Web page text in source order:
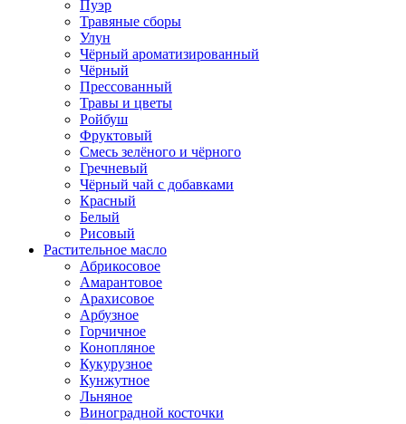
Пуэр
Травяные сборы
Улун
Чёрный ароматизированный
Чёрный
Прессованный
Травы и цветы
Ройбуш
Фруктовый
Смесь зелёного и чёрного
Гречневый
Чёрный чай с добавками
Красный
Белый
Рисовый
Растительное масло
Абрикосовое
Амарантовое
Арахисовое
Арбузное
Горчичное
Конопляное
Кукурузное
Кунжутное
Льняное
Виноградной косточки